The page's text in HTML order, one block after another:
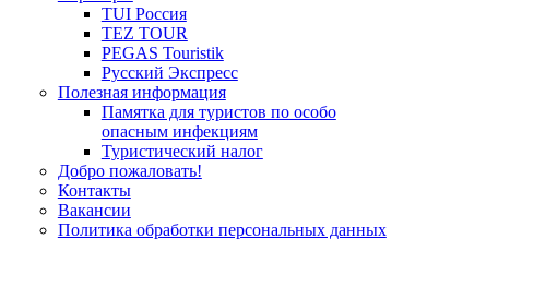
TUI Россия
TEZ TOUR
PEGAS Touristik
Русский Экспресс
Полезная информация
Памятка для туристов по особо
опасным инфекциям
Туристический налог
Добро пожаловать!
Контакты
Вакансии
Политика обработки персональных данных